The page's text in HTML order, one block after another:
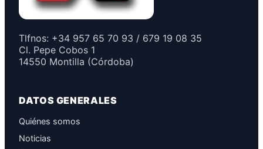
Tlfnos: +34 957 65 70 93 / 679 19 08 35
Cl. Pepe Cobos 1
14550 Montilla (Córdoba)
DATOS GENERALES
Quiénes somos
Noticias